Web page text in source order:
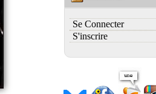
Se Connecter
S'inscrire